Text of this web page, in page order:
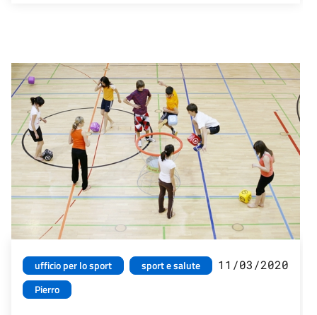
ufficio per lo sport
sport e salute
Pierro
11/03/2020